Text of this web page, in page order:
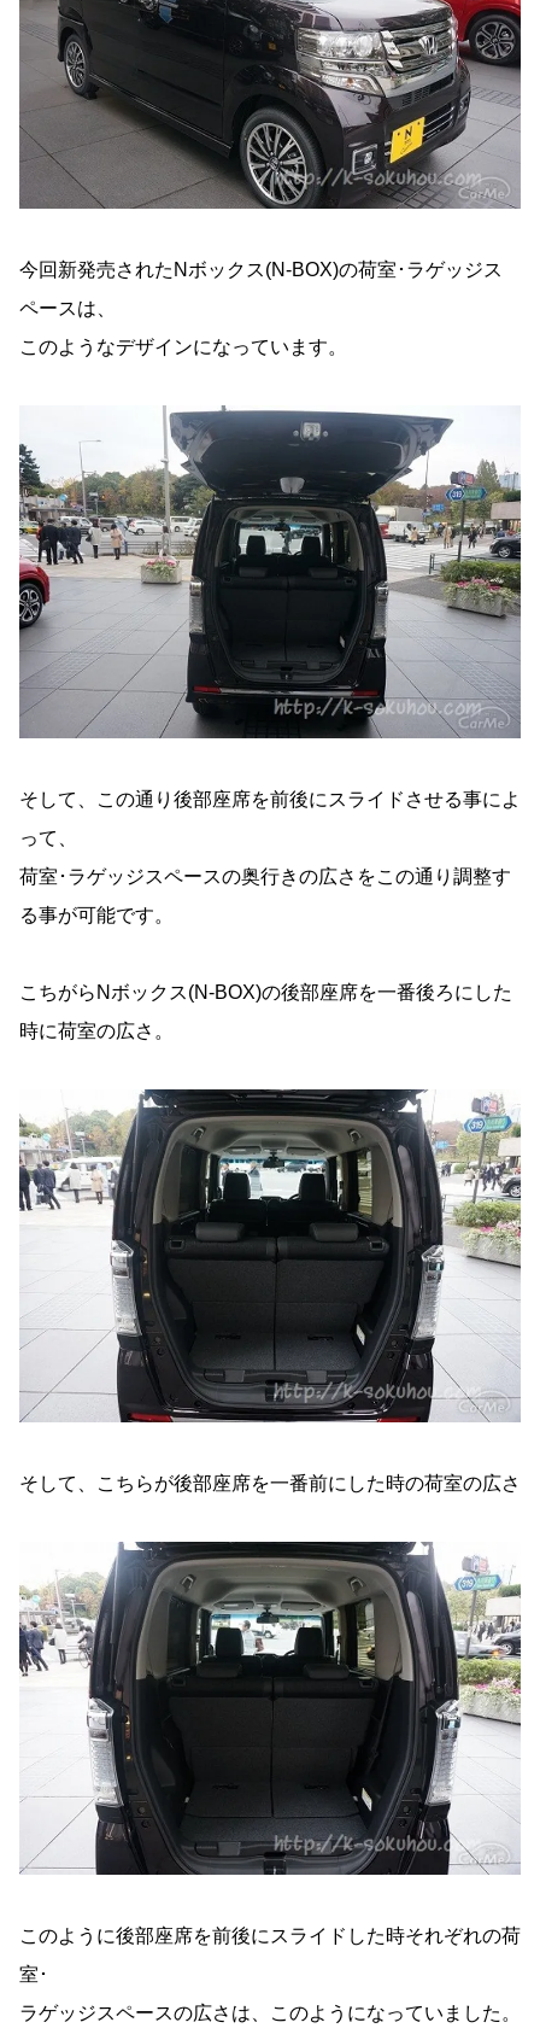
今回新発売されたNボックス(N-BOX)の荷室･ラゲッジス
ペースは、
このようなデザインになっています。
そして、この通り後部座席を前後にスライドさせる事によ
って、
荷室･ラゲッジスペースの奥行きの広さをこの通り調整す
る事が可能です。
こちがらNボックス(N-BOX)の後部座席を一番後ろにした
時に荷室の広さ。
そして、こちらが後部座席を一番前にした時の荷室の広さ
このように後部座席を前後にスライドした時それぞれの荷
室･
ラゲッジスペースの広さは、このようになっていました。